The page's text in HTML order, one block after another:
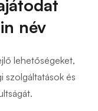
név
lehetőségeket,
szolgáltatások és